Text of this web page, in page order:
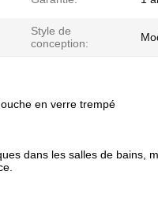
Style de
conception:
en verre trempé
dans les salles de bains,